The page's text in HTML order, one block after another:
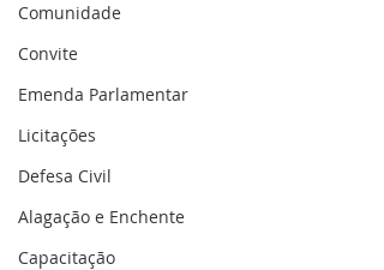
Comunidade
Convite
Emenda Parlamentar
Licitações
Defesa Civil
Alagação e Enchente
Capacitação